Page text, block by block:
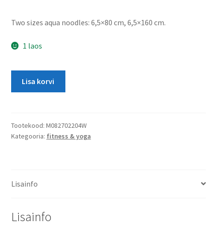
Two sizes aqua noodles: 6,5×80 cm, 6,5×160 cm.
1 laos
1600
kogus
Lisa korvi
Tootekood: M082702204W
Kategooria: fitness & yoga
Lisainfo
Lisainfo